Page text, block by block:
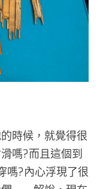
時候，就覺得很
嗎?而且這個到
嗎?內心浮現了很